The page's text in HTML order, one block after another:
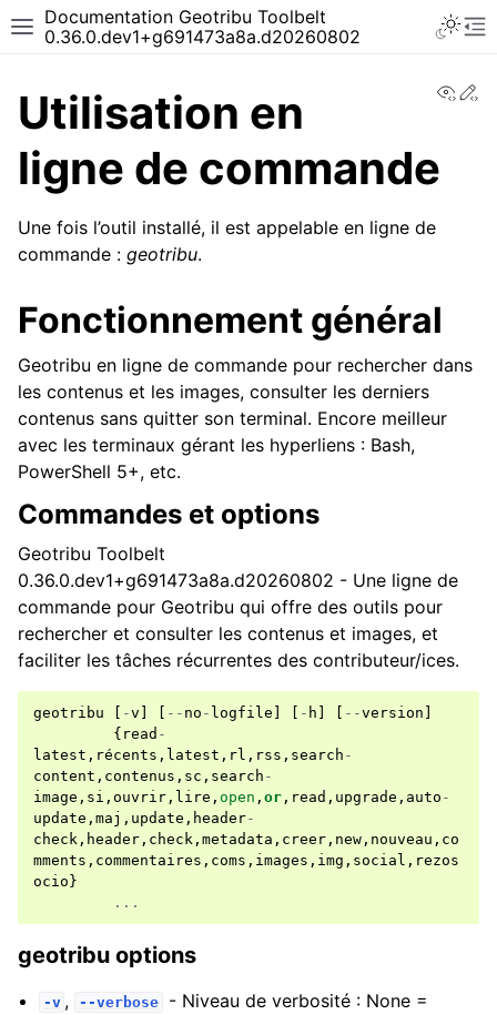
Documentation Geotribu Toolbelt
0.36.0.dev1+g691473a8a.d20260802
Utilisation en
ligne de commande
Une fois l’outil installé, il est appelable en ligne de
commande : geotribu.
Fonctionnement général
Geotribu en ligne de commande pour rechercher dans
les contenus et les images, consulter les derniers
contenus sans quitter son terminal. Encore meilleur
avec les terminaux gérant les hyperliens : Bash,
PowerShell 5+, etc.
Commandes et options
Geotribu Toolbelt
0.36.0.dev1+g691473a8a.d20260802 - Une ligne de
commande pour Geotribu qui offre des outils pour
rechercher et consulter les contenus et images, et
faciliter les tâches récurrentes des contributeur/ices.
geotribu -v -- no - logfile - h --version
{ read -
latest , récents , latest , rl , rss , search -
content , contenus , sc , search -
image , si , ouvrir , lire , open , or , read , upgrade , auto -
update , maj , update , header-
check , header , check , metadata , creer , new , nouveau , co
mments , commentaires , coms , images , img , social , rezos
ocio }
...
geotribu options
-v , --verbose
- Niveau de verbosité : None =